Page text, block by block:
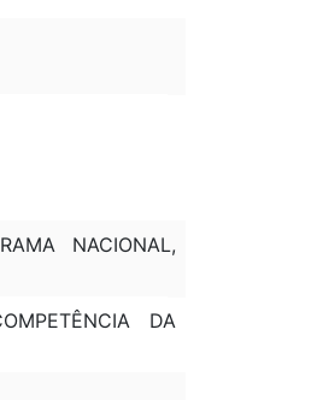
NACIONAL,
DA